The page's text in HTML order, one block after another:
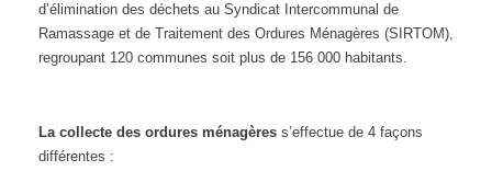
d’élimination des déchets au Syndicat Intercommunal de
Ramassage et de Traitement des Ordures Ménagères (SIRTOM),
regroupant 120 communes soit plus de 156 000 habitants.
La collecte des ordures ménagèress’effectue de 4 façons
différentes :